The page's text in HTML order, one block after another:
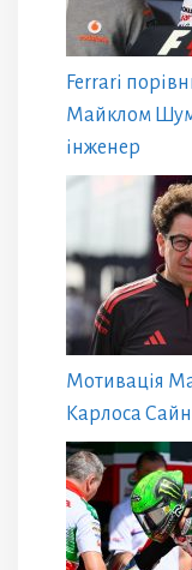
Ferrari
Майклом
інженер
Мотивація
Карлоса